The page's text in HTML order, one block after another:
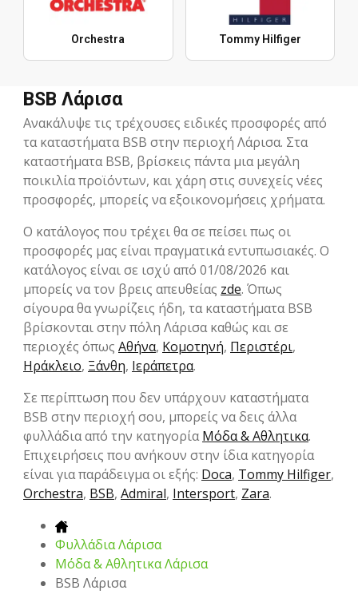
Orchestra Tommy Hilfiger
BSB Λάρισα
Ανακάλυψε τις τρέχουσες ειδικές προσφορές από
τα καταστήματα BSB στην περιοχή Λάρισα. Στα
καταστήματα BSB, βρίσκεις πάντα μια μεγάλη
ποικιλία προϊόντων, και χάρη στις συνεχείς νέες
προσφορές, μπορείς να εξοικονομήσεις χρήματα.
Ο κατάλογος που τρέχει θα σε πείσει πως οι
προσφορές μας είναι πραγματικά εντυπωσιακές. Ο
κατάλογος είναι σε ισχύ από 01/08/2026 και
μπορείς να τον βρεις απευθείας zde. Όπως
σίγουρα θα γνωρίζεις ήδη, τα καταστήματα BSB
βρίσκονται στην πόλη Λάρισα καθώς και σε
περιοχές όπως Αθήνα, Κομοτηνή, Περιστέρι,
Ηράκλειο, Ξάνθη, Ιεράπετρα.
Σε περίπτωση που δεν υπάρχουν καταστήματα
BSB στην περιοχή σου, μπορείς να δεις άλλα
φυλλάδια από την κατηγορίαΜόδα & Aθλητικα.
Επιχειρήσεις που ανήκουν στην ίδια κατηγορία
είναι για παράδειγμα οι εξής: Doca, Tommy Hilfiger,
Orchestra, BSB, Admiral, Intersport, Zara.
Φυλλάδια Λάρισα
Μόδα & Aθλητικα Λάρισα
BSB Λάρισα